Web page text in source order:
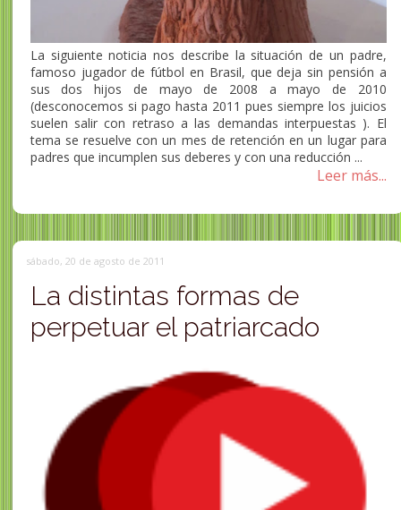
La siguiente noticia nos describe la situación de un padre,
famoso jugador de fútbol en Brasil, que deja sin pensión a
sus dos hijos de mayo de 2008 a mayo de 2010
(desconocemos si pago hasta 2011 pues siempre los juicios
suelen salir con retraso a las demandas interpuestas ). El
tema se resuelve con un mes de retención en un lugar para
padres que incumplen sus deberes y con una reducción ...
Leer más...
sábado, 20 de agosto de 2011
La distintas formas de
perpetuar el patriarcado